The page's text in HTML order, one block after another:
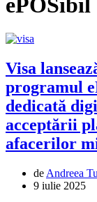
Visa
programul
dedicată
acceptării
afacerilor
de Andreea
9 iulie 2025